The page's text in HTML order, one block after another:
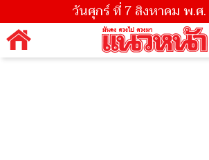
วันศุกร์ ที่ 7 สิงหาคม พ.ศ.